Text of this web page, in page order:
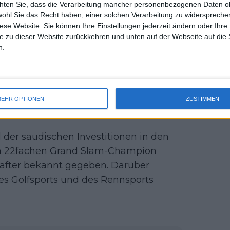
Sie, dass die Verarbeitung mancher personenbezogenen Daten
Sie das Recht haben, einer solchen Verarbeitung zu
Website. Sie können Ihre Einstellungen jederzeit ändern oder Ihre
zu dieser Website zurückkehren und unten auf der Webseite auf die
OPTIONEN ZUSTIMMEN
die sich Gaudenzi den ganzen
Idee wurde jedoch von Craig Tiley,
der den United Cup Team Event
vorgeschlagenen neuen Modell
und es ist ein offenes
ihr Finale Anfang November in
- umbenannt in PIF Tour - würde
saudischen Investitionen in den
Grand Slam-Champion
bekannt gegeben. Darüber
Golfsports und des Rennsports
uss
mal
des